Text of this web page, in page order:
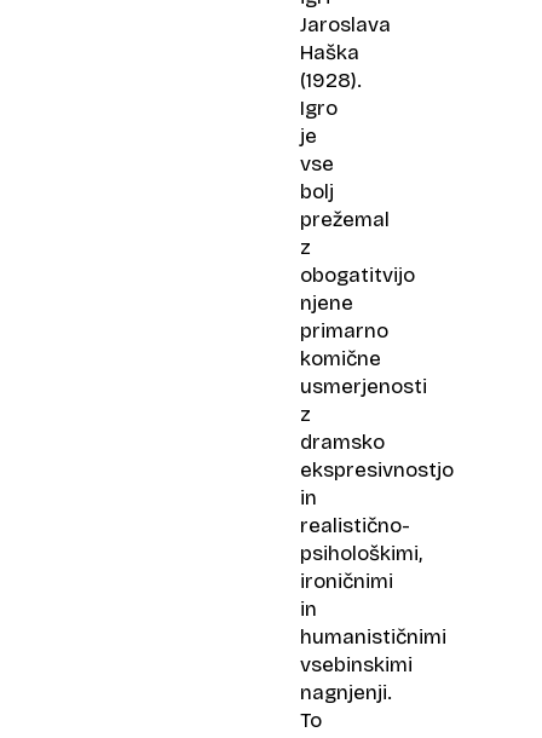
Jaroslava
Haška
(1928).
Igro
je
vse
bolj
prežemal
z
obogatitvijo
njene
primarno
komične
usmerjenosti
z
dramsko
ekspresivnostjo
in
realistično-
psihološkimi,
ironičnimi
in
humanističnimi
vsebinskimi
nagnjenji.
To